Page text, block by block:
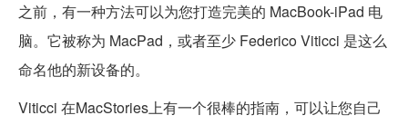
之前，有一种方法可以为您打造完美的 MacBook-iPad 电
脑。它被称为 MacPad，或者至少 Federico Viticci 是这么
命名他的新设备的。
Viticci 在MacStories上有一个很棒的指南，可以让您自己